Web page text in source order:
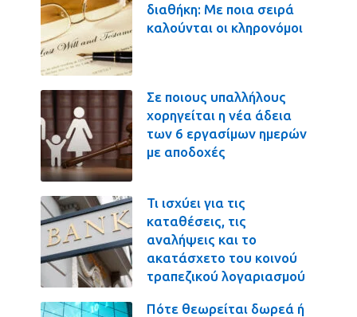
διαθήκη: Με ποια σειρά
καλούνται οι κληρονόμοι
Σε ποιους υπαλλήλους
χορηγείται η νέα άδεια
των 6 εργασίμων ημερών
με αποδοχές
Τι ισχύει για τις
καταθέσεις, τις
αναλήψεις και το
ακατάσχετο του κοινού
τραπεζικού λογαριασμού
Πότε θεωρείται δωρεά ή